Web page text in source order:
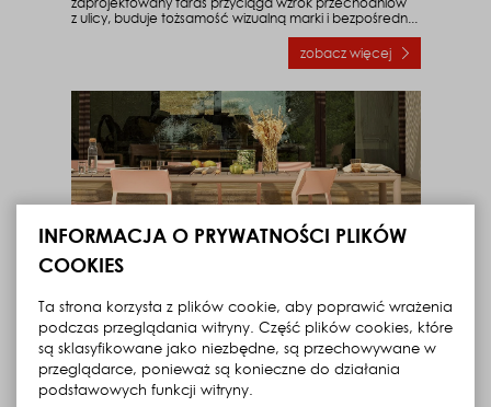
z ulicy, buduje tożsamość wizualną marki i bezpośredn...
zobacz więcejo Jakie meble
Jak urządzić jadalnię
w ogrodzie? Wybór stołów
i krzeseł
2026-03-20
INFORMACJA O PRYWATNOŚCI PLIKÓW
COOKIES
Ta strona korzysta z plików cookie, aby poprawić wrażenia
podczas przeglądania witryny. Część plików cookies, które
są sklasyfikowane jako niezbędne, są przechowywane w
przeglądarce, ponieważ są konieczne do działania
podstawowych funkcji witryny.